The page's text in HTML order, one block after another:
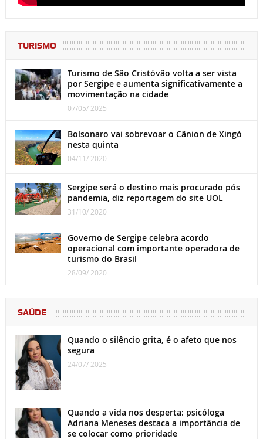
TURISMO
Turismo de São Cristóvão volta a ser vista
por Sergipe e aumenta significativamente a
movimentação na cidade
07/05/ 2025
Bolsonaro vai sobrevoar o Cânion de Xingó
nesta quinta
04/11/ 2020
Sergipe será o destino mais procurado pós
pandemia, diz reportagem do site UOL
31/10/ 2020
Governo de Sergipe celebra acordo
operacional com importante operadora de
turismo do Brasil
28/09/ 2020
SAÚDE
Quando o silêncio grita, é o afeto que nos
segura
24/07/ 2025
Quando a vida nos desperta: psicóloga
Adriana Meneses destaca a importância de
se colocar como prioridade